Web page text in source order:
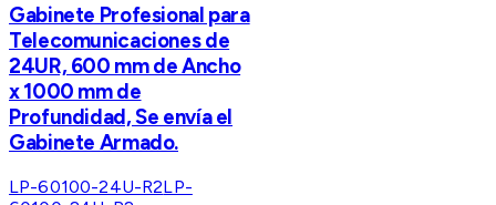
Gabinete Profesional para
Telecomunicaciones de
24UR, 600 mm de Ancho
x 1000 mm de
Profundidad, Se envía el
Gabinete Armado.
LP-60100-24U-R2LP-